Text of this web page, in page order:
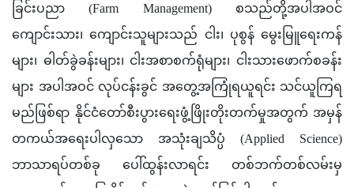
ခြင်းပညာ (Farm Management) စသည်တို့အပါအဝင်
ကျောင်းသား၊ ကျောင်းသူများသည် ငါး၊ ပုစွန် မွေးမြူရေးကန်
များ၊ ဓါတ်ခွဲခန်းများ၊ ငါးအစာစက်ရုံများ၊ ငါးသားဖောက်စခန်း
များ အပါအဝင် လုပ်ငန်းခွင် အတွေ့အကြုံရယူရင်း သင်ယူကြရ
မည်ဖြစ်ရာ နိုင်ငံတော်စီးပွားရေးဖွံ့ဖြိုးတိုးတက်မှုအတွက် အမှန်
တကယ်အရေးပါလှသော အသုံးချသိပ္ပံ (Applied Science)
ဘာသာရပ်တစ်ခု ပေါ်ထွန်းလာရင်း တစ်ဘက်တစ်လမ်းမှ